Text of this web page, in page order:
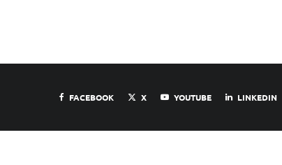
FACEBOOK X YOUTUBE LINKEDIN